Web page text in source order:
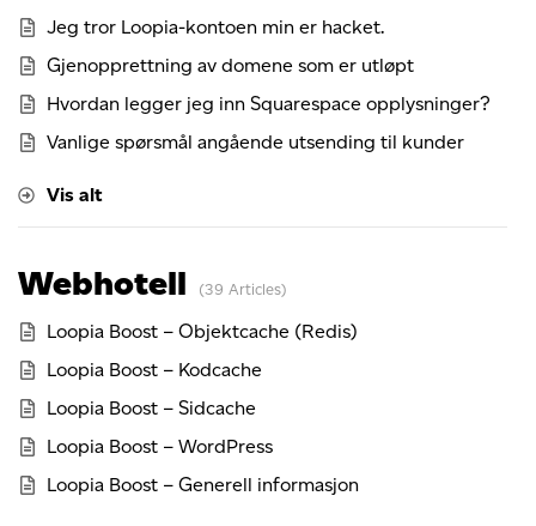
Jeg tror Loopia-kontoen min er hacket.
Gjenopprettning av domene som er utløpt
Hvordan legger jeg inn Squarespace opplysninger?
Vanlige spørsmål angående utsending til kunder
Vis alt
Webhotell 39 Articles
Loopia Boost – Objektcache (Redis)
Loopia Boost – Kodcache
Loopia Boost – Sidcache
Loopia Boost – WordPress
Loopia Boost – Generell informasjon